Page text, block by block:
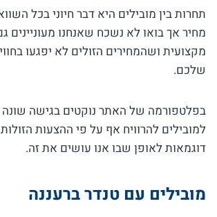
תחרות בין מובילים היא דבר חיוני בכל
מחיר אך בואו לא נשכח שאנחנו מעוניינים
מקצועית ושהמחירים הזולים לא יפגעו
שלכם.
בפלטפורמה של האתר נוקטים בגישה
למובילים להרוויח אף על פי ההצעות
דוגמאות לאופן שבו אנו עושים את זה.
מובילים עם טנדר ברעננה